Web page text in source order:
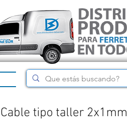
Cable tipo taller 2x1mm